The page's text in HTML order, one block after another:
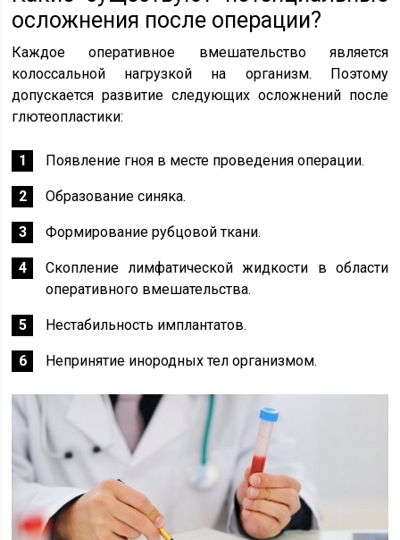
осложнения после операции?
Каждое оперативное вмешательство является
колоссальной нагрузкой на организм. Поэтому
допускается развитие следующих осложнений после
глютеопластики:
Появление гноя в месте проведения операции.
Образование синяка.
Формирование рубцовой ткани.
Скопление лимфатической жидкости в области
оперативного вмешательства.
Нестабильность имплантатов.
Непринятие инородных тел организмом.